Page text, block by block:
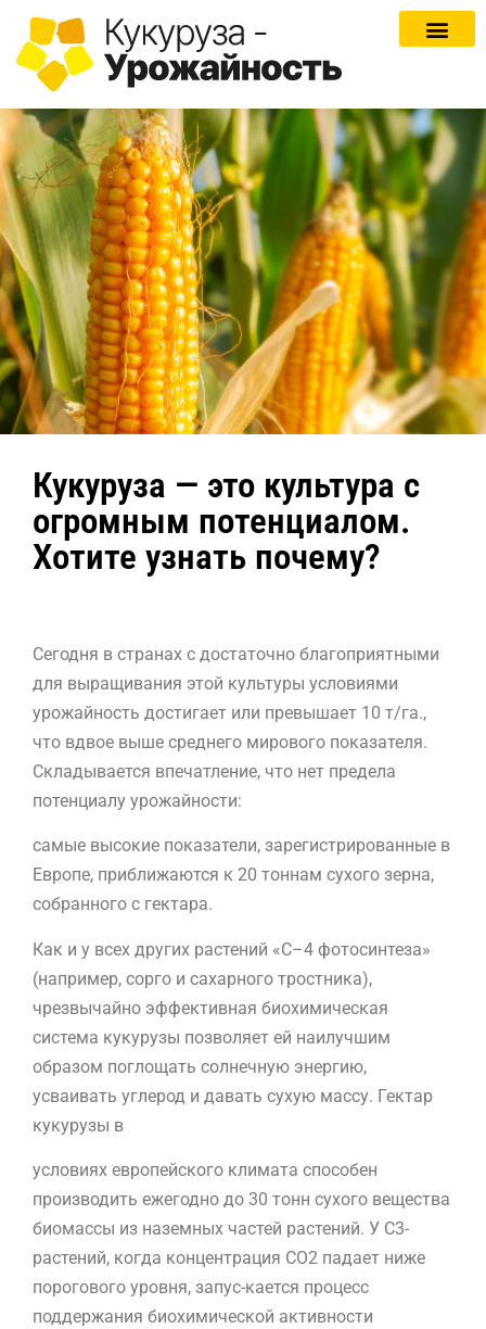
Кукуруза — это культура с
огромным потенциалом.
Хотите узнать почему?
Сегодня в странах с достаточно благоприятными
для выращивания этой культуры условиями
урожайность достигает или превышает 10 т/га.,
что вдвое выше среднего мирового показателя.
Складывается впечатление, что нет предела
потенциалу урожайности:
самые высокие показатели, зарегистрированные в
Европе, приближаются к 20 тоннам сухого зерна,
собранного с гектара.
Как и у всех других растений «С–4 фотосинтеза»
(например, сорго и сахарного тростника),
чрезвычайно эффективная биохимическая
система кукурузы позволяет ей наилучшим
образом поглощать солнечную энергию,
усваивать углерод и давать сухую массу. Гектар
кукурузы в
условиях европейского климата способен
производить ежегодно до 30 тонн сухого вещества
биомассы из наземных частей растений. У C3-
растений, когда концентрация CO2 падает ниже
порогового уровня, запус-кается процесс
поддержания биохимической активности